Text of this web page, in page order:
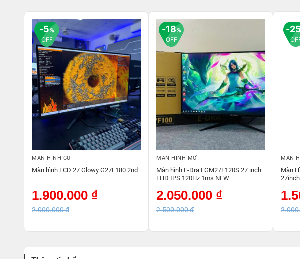
5%
OFF
MÀN HÌNH CŨ
Màn hình LCD 27 Glowy G27F180 2nd
2.000.000₫
Giá
gốc
là:
2.000.000 ₫.
1.900.000 ₫
Giá
hiện
tại
là:
18%
OFF
MÀN HÌNH MỚI
Màn hình E-Dra EGM27F120S 27 inch
FHD IPS 120Hz 1ms NEW
2.500.000₫
Giá
gốc
là:
2.500.000 ₫.
2.050.000 ₫
Giá
hiện
tại
là:
MÀN
Màn
Giá
gốc
là:
Giá
hiện
tại
là: